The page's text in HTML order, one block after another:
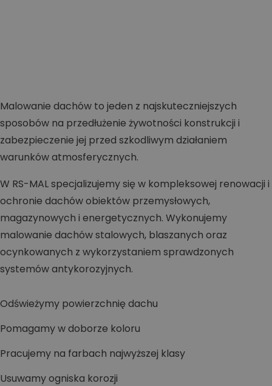
Malowanie dachów to jeden z najskuteczniejszych
sposobów na przedłużenie żywotności konstrukcji i
zabezpieczenie jej przed szkodliwym działaniem
warunków atmosferycznych.
W RS-MAL specjalizujemy się w kompleksowej renowacji i
ochronie dachów obiektów przemysłowych,
magazynowych i energetycznych. Wykonujemy
malowanie dachów stalowych, blaszanych oraz
ocynkowanych z wykorzystaniem sprawdzonych
systemów antykorozyjnych.
Odświeżymy powierzchnię dachu
Pomagamy w doborze koloru
Pracujemy na farbach najwyższej klasy
Usuwamy ogniska korozji